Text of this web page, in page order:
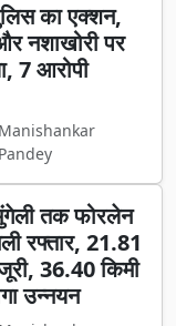
का एक्शन,
नशाखोरी पर
7 आरोपी
Manishankar
Pandey
तक फोरलेन
रफ्तार, 21.81
36.40 किमी
उन्नयन